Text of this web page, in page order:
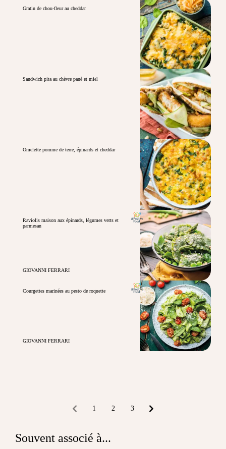
Gratin de chou-fleur au cheddar
Sandwich pita au chèvre pané et miel
Omelette pomme de terre, épinards et cheddar
Raviolis maison aux épinards, légumes verts et
parmesan
GIOVANNI FERRARI
Courgettes marinées au pesto de roquette
GIOVANNI FERRARI
1 2 3
Souvent associé à...